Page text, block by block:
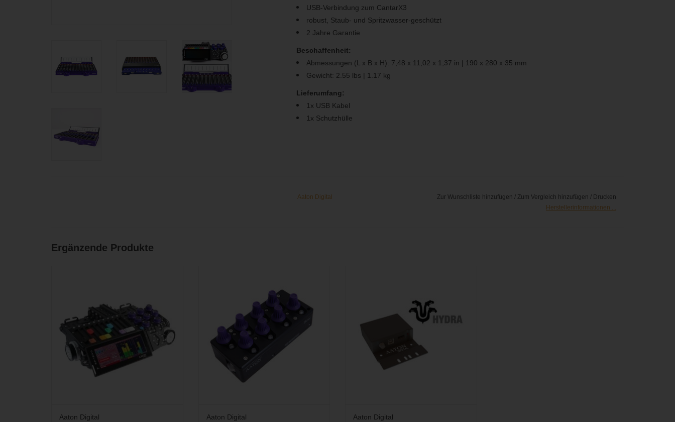
USB-Verbindung zum CantarX3
robust, Staub- und Spritzwasser-geschützt
2 Jahre Garantie
Beschaffenheit:
Abmessungen (L x B x H): 7,48 x 11,02 x 1,37 in | 190 x 280 x 35 mm
Gewicht: 2.55 lbs | 1.17 kg
Lieferumfang:
1x USB Kabel
1x Schutzhülle
Aaton Digital Zur Wunschliste hinzufügen / Zum Vergleich hinzufügen / Drucken
Herstellerinformationen ...
Ergänzende Produkte
ZUM WARENKORB HINZUFÜGEN
Aaton Digital
ZUM WARENKORB HINZUFÜGEN
Aaton Digital
Mini.
ZUM WARENKORB HINZUFÜGEN
Aaton Digital